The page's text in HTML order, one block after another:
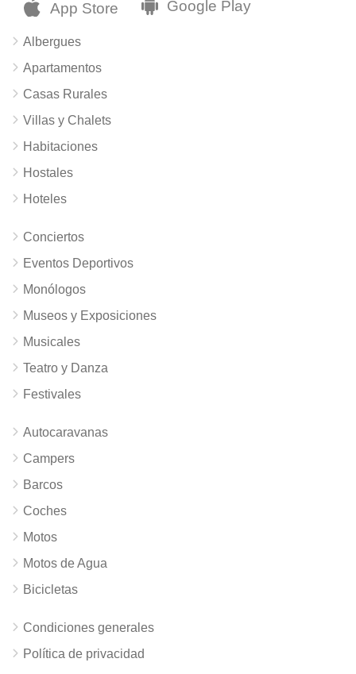
Albergues
Apartamentos
Casas Rurales
Villas y Chalets
Habitaciones
Hostales
Hoteles
Conciertos
Eventos Deportivos
Monólogos
Museos y Exposiciones
Musicales
Teatro y Danza
Festivales
Autocaravanas
Campers
Barcos
Coches
Motos
Motos de Agua
Bicicletas
Condiciones generales
Política de privacidad